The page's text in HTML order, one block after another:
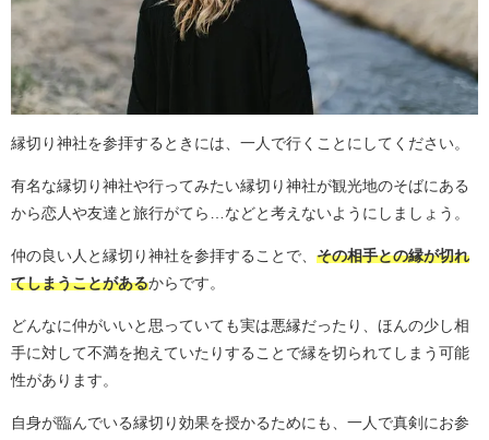
縁切り神社を参拝するときには、一人で行くことにしてください。
有名な縁切り神社や行ってみたい縁切り神社が観光地のそばにある
から恋人や友達と旅行がてら…などと考えないようにしましょう。
仲の良い人と縁切り神社を参拝することで、 その相手との縁が切れ
てしまうことがあるからです。
どんなに仲がいいと思っていても実は悪縁だったり、ほんの少し相
手に対して不満を抱えていたりすることで縁を切られてしまう可能
性があります。
自身が臨んでいる縁切り効果を授かるためにも、一人で真剣にお参